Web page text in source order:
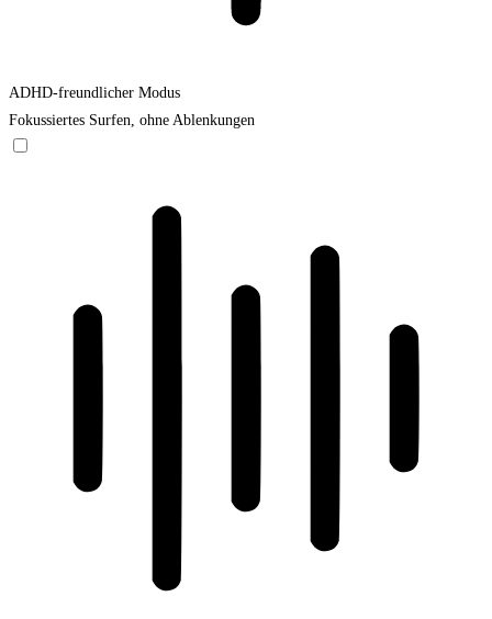
ADHD-freundlicher Modus
Fokussiertes Surfen, ohne Ablenkungen